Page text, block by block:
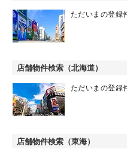
ただいまの登録
店舗物件検索（北海道）
ただいまの登録
店舗物件検索（東海）